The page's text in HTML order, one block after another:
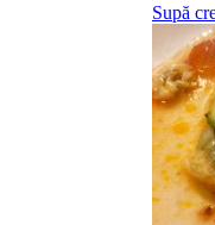
Supă